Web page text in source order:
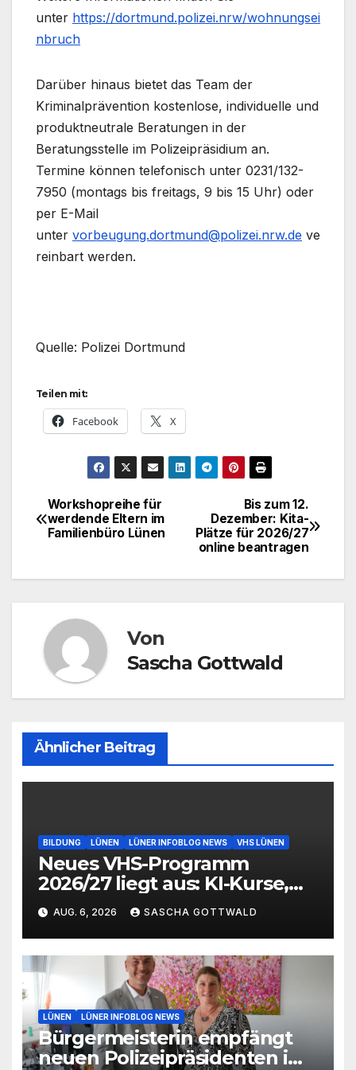
unter https://dortmund.polizei.nrw/wohnungsei
nbruch
Darüber hinaus bietet das Team der
Kriminalprävention kostenlose, individuelle und
produktneutrale Beratungen in der
Beratungsstelle im Polizeipräsidium an.
Termine können telefonisch unter 0231/132-
7950 (montags bis freitags, 9 bis 15 Uhr) oder
per E-Mail
unter vorbeugung.dortmund@polizei.nrw.de ve
reinbart werden.
Quelle: Polizei Dortmund
Teilen mit:
Facebook X
BeitragsnavigationBis zum 12.
Dezember: Kita-
Plätze für 2026/27
online beantragen
Workshopreihe für
werdende Eltern im
Familienbüro Lünen
Von
Sascha Gottwald
Ähnlicher Beitrag
BILDUNG LÜNEN LÜNER INFOBLOG NEWS VHS LÜNEN
Neues VHS-Programm
2026/27 liegt aus: KI-Kurse,
IGA-Guides und neue
Formate
AUG. 6, 2026 SASCHA GOTTWALD
LÜNEN LÜNER INFOBLOG NEWS
Bürgermeisterin empfängt
neuen Polizeipräsidenten im